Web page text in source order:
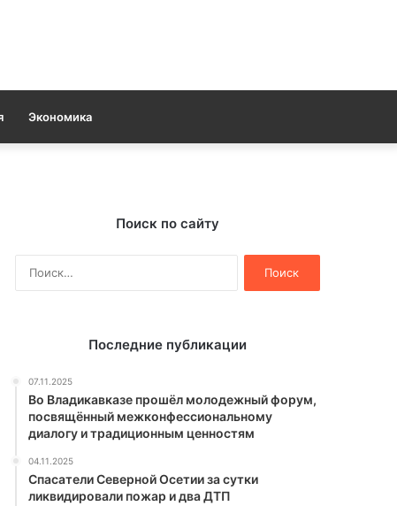
Экономика
Поиск по сайту
Последние публикации
07.11.2025
Во Владикавказе прошёл молодежный форум,
посвящённый межконфессиональному
диалогу и традиционным ценностям
04.11.2025
Спасатели Северной Осетии за сутки
ликвидировали пожар и два ДТП